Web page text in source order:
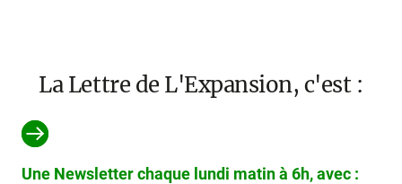
La Lettre de L'Expansion, c'est :
Une Newsletter chaque lundi matin à 6h, avec :